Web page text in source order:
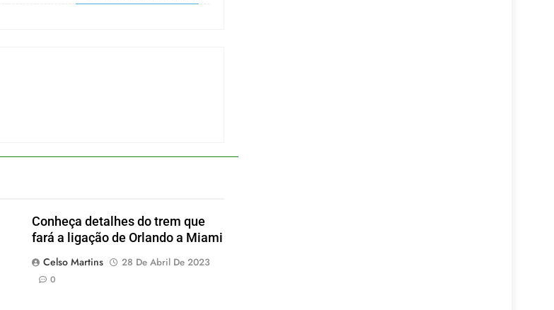
Conheça detalhes do trem que
fará a ligação de Orlando a Miami
Celso Martins
28 De Abril De 2023
0